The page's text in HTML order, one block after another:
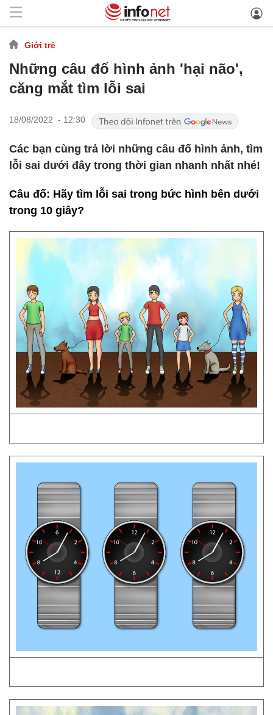
Giới trẻ
Những câu đố hình ảnh 'hại não',
căng mắt tìm lỗi sai
18/08/2022 - 12:30
Các bạn cùng trả lời những câu đố hình ảnh, tìm
lỗi sai dưới đây trong thời gian nhanh nhất nhé!
Câu đố: Hãy tìm lỗi sai trong bức hình bên dưới
trong 10 giây?